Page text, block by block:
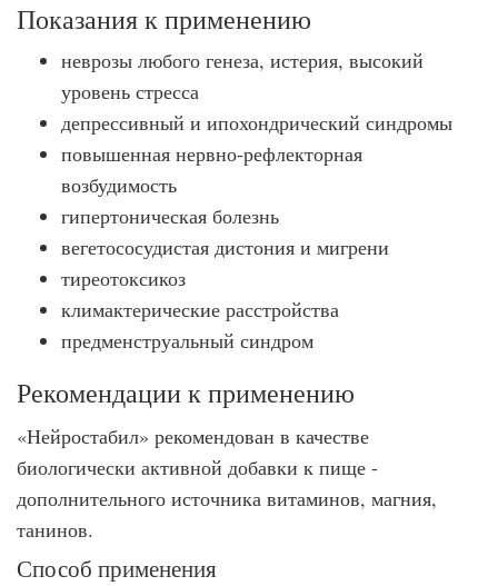
Показания к применению
неврозы любого генеза, истерия, высокий
уровень стресса
депрессивный и ипохондрический синдромы
повышенная нервно-рефлекторная
возбудимость
гипертоническая болезнь
вегетососудистая дистония и мигрени
тиреотоксикоз
климактерические расстройства
предменструальный синдром
Рекомендации к применению
«Нейростабил» рекомендован в качестве
биологически активной добавки к пище -
дополнительного источника витаминов, магния,
танинов.
Способ применения